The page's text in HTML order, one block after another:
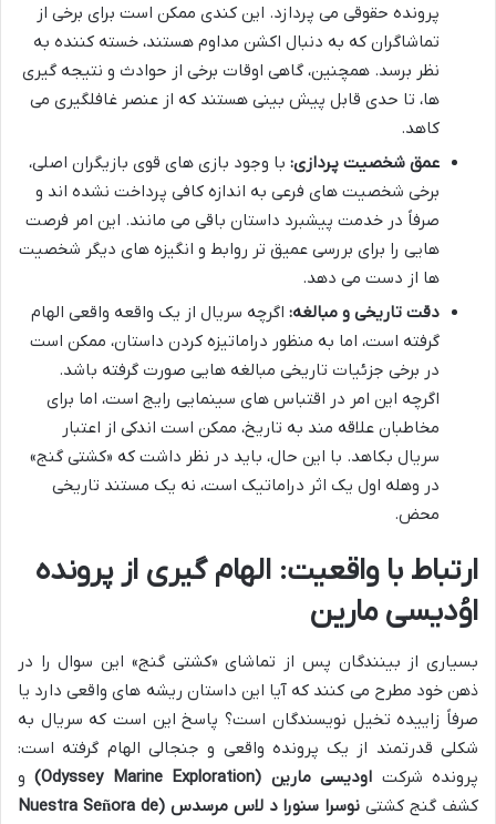
پرونده حقوقی می پردازد. این کندی ممکن است برای برخی از
تماشاگران که به دنبال اکشن مداوم هستند، خسته کننده به
نظر برسد. همچنین، گاهی اوقات برخی از حوادث و نتیجه گیری
ها، تا حدی قابل پیش بینی هستند که از عنصر غافلگیری می
کاهد.
عمق شخصیت پردازی: با وجود بازی های قوی بازیگران اصلی،
برخی شخصیت های فرعی به اندازه کافی پرداخت نشده اند و
صرفاً در خدمت پیشبرد داستان باقی می مانند. این امر فرصت
هایی را برای بررسی عمیق تر روابط و انگیزه های دیگر شخصیت
ها از دست می دهد.
دقت تاریخی و مبالغه: اگرچه سریال از یک واقعه واقعی الهام
گرفته است، اما به منظور دراماتیزه کردن داستان، ممکن است
در برخی جزئیات تاریخی مبالغه هایی صورت گرفته باشد.
اگرچه این امر در اقتباس های سینمایی رایج است، اما برای
مخاطبان علاقه مند به تاریخ، ممکن است اندکی از اعتبار
سریال بکاهد. با این حال، باید در نظر داشت که «کشتی گنج»
در وهله اول یک اثر دراماتیک است، نه یک مستند تاریخی
محض.
ارتباط با واقعیت: الهام گیری از پرونده
اوُدیسی مارین
بسیاری از بینندگان پس از تماشای «کشتی گنج» این سوال را در
ذهن خود مطرح می کنند که آیا این داستان ریشه های واقعی دارد یا
صرفاً زاییده تخیل نویسندگان است؟ پاسخ این است که سریال به
شکلی قدرتمند از یک پرونده واقعی و جنجالی الهام گرفته است:
پرونده شرکت اودیسی مارین (Odyssey Marine Exploration)
و
کشف گنج کشتی
نوسرا سنورا د لاس مرسدس (Nuestra Señora de